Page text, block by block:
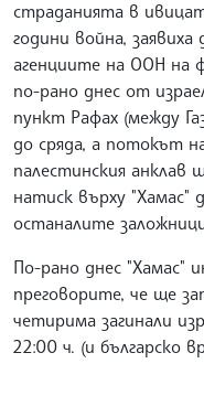
страданията в
години война,
агенциите на ООН на
по-рано днес от
пункт Рафах (между
до сряда, а потокът
палестинския анклав
натиск върху "Хамас"
останалите
По-рано днес "Хамас"
преговорите, че ще
четирима загинали
22:00 ч. (и българско